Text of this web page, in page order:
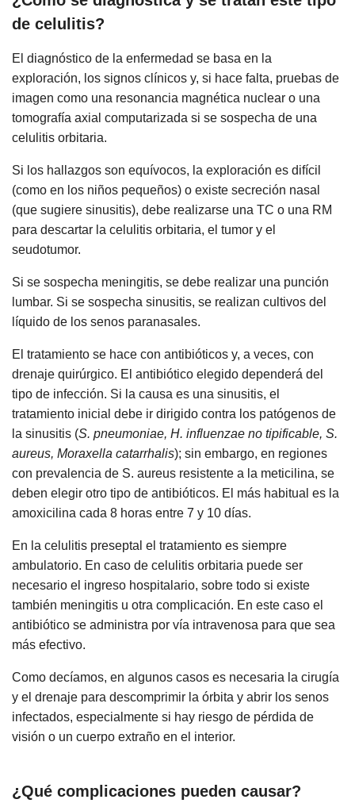
de celulitis?
El diagnóstico de la enfermedad se basa en la
exploración, los signos clínicos y, si hace falta, pruebas de
imagen como una resonancia magnética nuclear o una
tomografía axial computarizada si se sospecha de una
celulitis orbitaria.
Si los hallazgos son equívocos, la exploración es difícil
(como en los niños pequeños) o existe secreción nasal
(que sugiere sinusitis), debe realizarse una TC o una RM
para descartar la celulitis orbitaria, el tumor y el
seudotumor.
Si se sospecha meningitis, se debe realizar una punción
lumbar. Si se sospecha sinusitis, se realizan cultivos del
líquido de los senos paranasales.
El tratamiento se hace con antibióticos y, a veces, con
drenaje quirúrgico. El antibiótico elegido dependerá del
tipo de infección. Si la causa es una sinusitis, el
tratamiento inicial debe ir dirigido contra los patógenos de
la sinusitis (S. pneumoniae, H. influenzae no tipificable, S.
aureus, Moraxella catarrhalis); sin embargo, en regiones
con prevalencia de S. aureus resistente a la meticilina, se
deben elegir otro tipo de antibióticos. El más habitual es la
amoxicilina cada 8 horas entre 7 y 10 días.
En la celulitis preseptal el tratamiento es siempre
ambulatorio. En caso de celulitis orbitaria puede ser
necesario el ingreso hospitalario, sobre todo si existe
también meningitis u otra complicación. En este caso el
antibiótico se administra por vía intravenosa para que sea
más efectivo.
Como decíamos, en algunos casos es necesaria la cirugía
y el drenaje para descomprimir la órbita y abrir los senos
infectados, especialmente si hay riesgo de pérdida de
visión o un cuerpo extraño en el interior.
¿Qué complicaciones pueden causar?